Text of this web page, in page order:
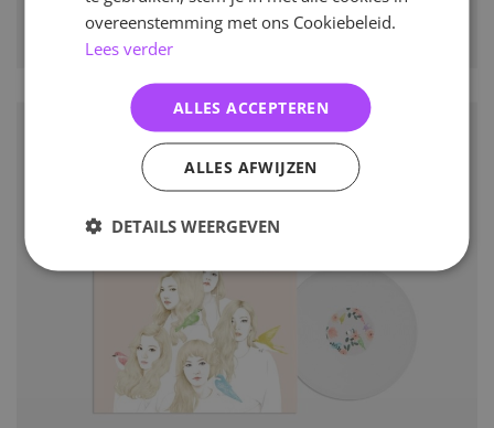
overeenstemming met ons Cookiebeleid.
Lees verder
ALLES ACCEPTEREN
ALLES AFWIJZEN
DETAILS WEERGEVEN